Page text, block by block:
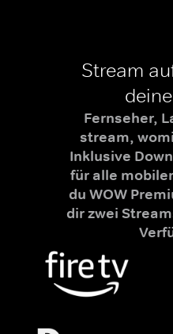
Stream
Fernseher,
stream,
Inklusive
für alle
du WOW
dir zwei